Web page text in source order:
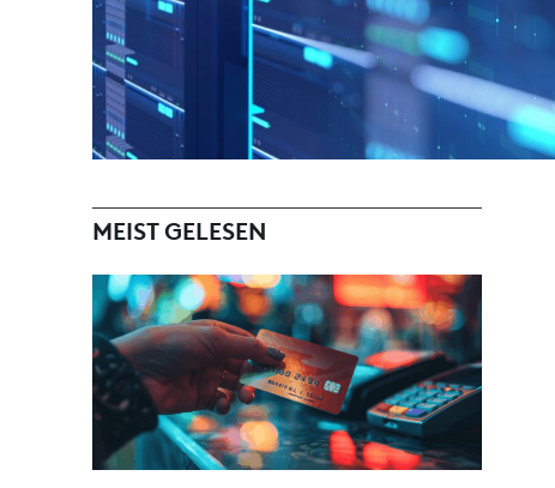
MEIST GELESEN